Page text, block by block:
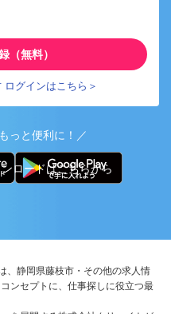
（無料）
グインはこちら＞
っと便利に！／
ロードはこちらから
、静岡県藤枝市・その他の求人情
ンセプトに、仕事探しに役立つ最